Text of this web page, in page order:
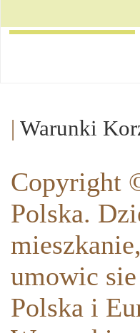
| Warunki
Copyright
Polska.
umowic
Polska i